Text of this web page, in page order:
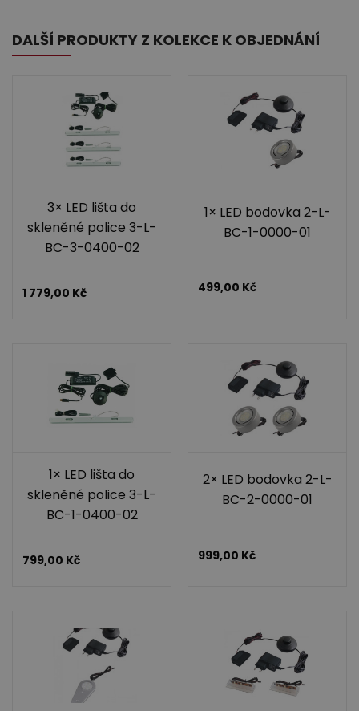
DALŠÍ PRODUKTY Z KOLEKCE K OBJEDNÁNÍ
3× LED lišta do
skleněné police 3-L-
BC-3-0400-02
1 779,00 Kč
1× LED bodovka 2-L-
BC-1-0000-01
499,00 Kč
1× LED lišta do
skleněné police 3-L-
BC-1-0400-02
799,00 Kč
2× LED bodovka 2-L-
BC-2-0000-01
999,00 Kč